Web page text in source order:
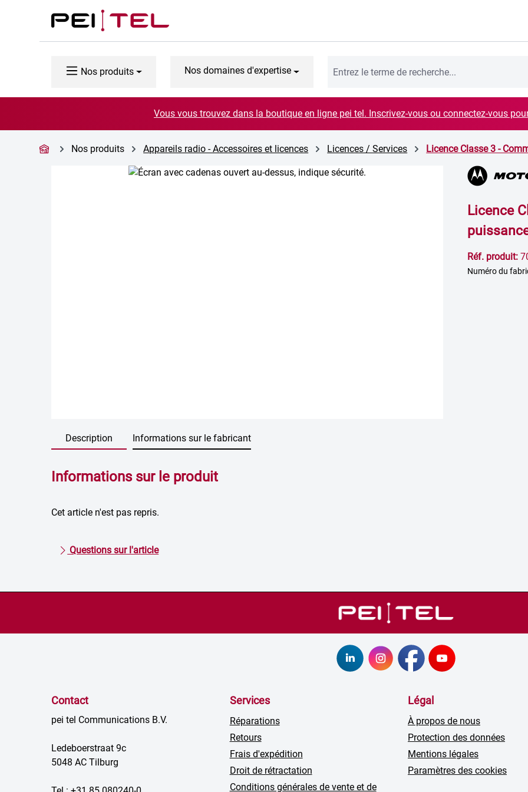
au contenu principal
Passer à la recherche
Passer à la navigation principale
Nos produits Nos domaines d'expertise
Vous vous trouvez dans la boutique en ligne pei tel. Inscrivez-vous ou connectez-vous
Nos produits Appareils radio - Accessoires et licences Licences / Services Licence Classe 3 -
Ignorer la galerie d'images
Licence
Réf. produit:
Numéro du
Description Informations sur le fabricant
Informations sur le produit
Cet article n'est pas repris.
Questions sur l'article
Contact
pei tel Communications B.V.
Ledeboerstraat 9c
5048 AC Tilburg
Services
Réparations
Retours
Frais d'expédition
Droit de rétractation
Conditions générales de vente et de
Légal
À propos de nous
Protection des données
Mentions légales
Paramètres des cookies